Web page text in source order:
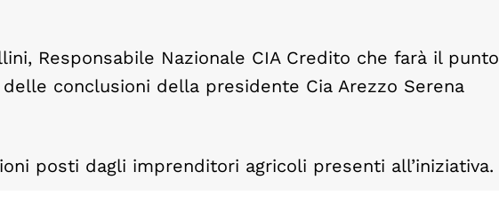
Responsabile Nazionale CIA Credito che farà il punto
conclusioni della presidente Cia Arezzo Serena
posti dagli imprenditori agricoli presenti all’iniziativa.